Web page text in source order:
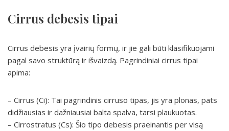
Cirrus debesis tipai
Cirrus debesis yra įvairių formų, ir jie gali būti klasifikuojami
pagal savo struktūrą ir išvaizdą. Pagrindiniai cirrus tipai
apima:
– Cirrus (Ci): Tai pagrindinis cirruso tipas, jis yra plonas, pats
didžiausias ir dažniausiai balta spalva, tarsi plaukuotas.
– Cirrostratus (Cs): Šio tipo debesis praeinantis per visą